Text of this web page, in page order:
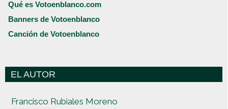
Qué es Votoenblanco.com
Banners de Votoenblanco
Canción de Votoenblanco
EL AUTOR
Francisco Rubiales Moreno